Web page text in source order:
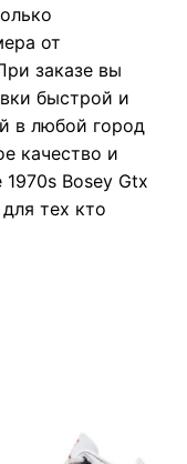
от
заказе вы
быстрой и
в любой город
качество и
Bosey Gtx
тех кто